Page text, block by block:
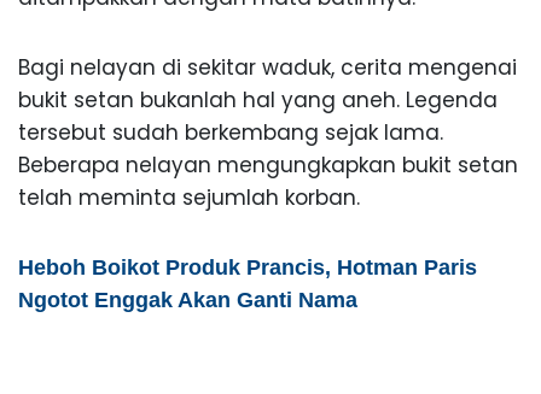
Bagi nelayan di sekitar waduk, cerita mengenai
bukit setan bukanlah hal yang aneh. Legenda
tersebut sudah berkembang sejak lama.
Beberapa nelayan mengungkapkan bukit setan
telah meminta sejumlah korban.
Heboh Boikot Produk Prancis, Hotman Paris
Ngotot Enggak Akan Ganti Nama